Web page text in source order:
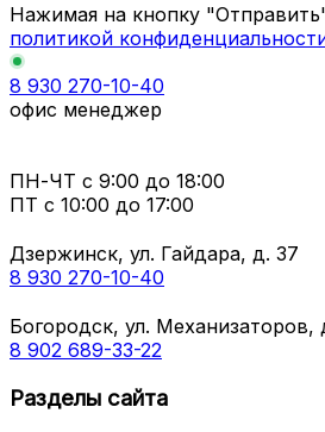
Нажимая на кнопку
политикой
8 930 270-10-40
офис менеджер
ПН-ЧТ с 9:00 до 18:00
ПТ с 10:00 до 17:00
Дзержинск, ул. Гайдара, д. 37
8 930 270-10-40
Богородск, ул. Механизаторов,
8 902 689-33-22
Разделы сайта